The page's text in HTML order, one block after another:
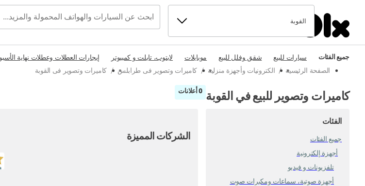
القوبة
جميع الفئات سيارات للبيع شقق وفلل للبيع موبايلات لابتوب، تابلت و كمبيوتر إيجارات العطلات وعطلات نهاية
الصفحة الرئيسية / الكترونيات وأجهزة منزلية / كاميرات وتصوير فى طرابلس / كاميرات وتصوير فى القوبة
كاميرات وتصوير للبيع في القوبة 0 أعلانات
الفئات
جميع الفئات
أجهزة إلكترونية
تلفزيونات و فيديو
أجهزة صوتية، سماعات ومكبرات صوت
الشركات المميزة